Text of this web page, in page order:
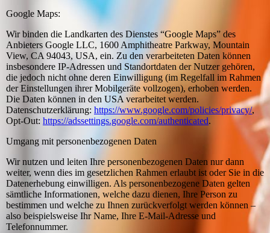
Google Maps:
Wir binden die Landkarten des Dienstes “Google Maps” des
Anbieters Google LLC, 1600 Amphitheatre Parkway, Mountain
View, CA 94043, USA, ein. Zu den verarbeiteten Daten können
insbesondere IP-Adressen und Standortdaten der Nutzer gehören,
die jedoch nicht ohne deren Einwilligung (im Regelfall im Rahmen
der Einstellungen ihrer Mobilgeräte vollzogen), erhoben werden.
Die Daten können in den USA verarbeitet werden.
Datenschutzerklärung: https://www.google.com/policies/privacy/,
Opt-Out: https://adssettings.google.com/authenticated.
Umgang mit personenbezogenen Daten
Wir nutzen und leiten Ihre personenbezogenen Daten nur dann
weiter, wenn dies im gesetzlichen Rahmen erlaubt ist oder Sie in die
Datenerhebung einwilligen. Als personenbezogene Daten gelten
sämtliche Informationen, welche dazu dienen, Ihre Person zu
bestimmen und welche zu Ihnen zurückverfolgt werden können –
also beispielsweise Ihr Name, Ihre E-Mail-Adresse und
Telefonnummer.